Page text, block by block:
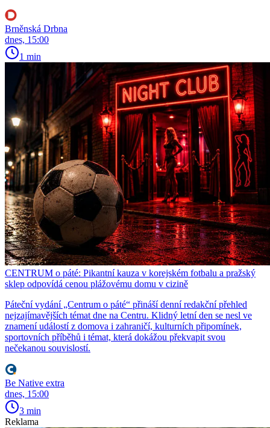
Brněnská Drbna
dnes, 15:00
1 min
CENTRUM o páté: Pikantní kauza v korejském fotbalu a pražský
sklep odpovídá cenou plážovému domu v cizině
Páteční vydání „Centrum o páté“ přináší denní redakční přehled
nejzajímavějších témat dne na Centru. Klidný letní den se nesl ve
znamení událostí z domova i zahraničí, kulturních připomínek,
sportovních příběhů i témat, která dokážou překvapit svou
nečekanou souvislostí.
Be Native extra
dnes, 15:00
3 min
Reklama